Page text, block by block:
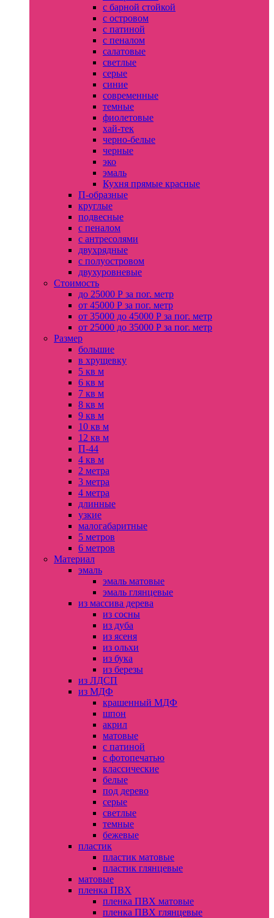
с барной стойкой
с островом
с патиной
с пеналом
салатовые
светлые
серые
синие
современные
темные
фиолетовые
хай-тек
черно-белые
черные
эко
эмаль
Кухня прямые красные
П-образные
круглые
подвесные
с пеналом
с антресолями
двухрядные
с полуостровом
двухуровневые
Стоимость
до 25000 Р за пог. метр
от 45000 Р за пог. метр
от 35000 до 45000 Р за пог. метр
от 25000 до 35000 Р за пог. метр
Размер
большие
в хрущевку
5 кв м
6 кв м
7 кв м
8 кв м
9 кв м
10 кв м
12 кв м
П-44
4 кв м
2 метра
3 метра
4 метра
длинные
узкие
малогабаритные
5 метров
6 метров
Материал
эмаль
эмаль матовые
эмаль глянцевые
из массива дерева
из сосны
из дуба
из ясеня
из ольхи
из бука
из березы
из ЛДСП
из МДФ
крашенный МДФ
шпон
акрил
матовые
с патиной
с фотопечатью
классические
белые
под дерево
серые
светлые
темные
бежевые
пластик
пластик матовые
пластик глянцевые
матовые
пленка ПВХ
пленка ПВХ матовые
пленка ПВХ глянцевые